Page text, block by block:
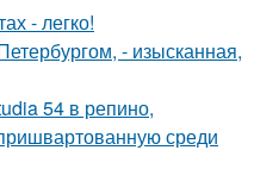
- легко!
- изысканная,
54 в репино,
среди